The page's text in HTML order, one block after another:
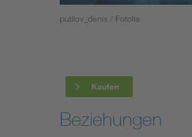
Mobility
Smart Cities
putilov_denis / Fotolia
Kaufen
Beziehungen